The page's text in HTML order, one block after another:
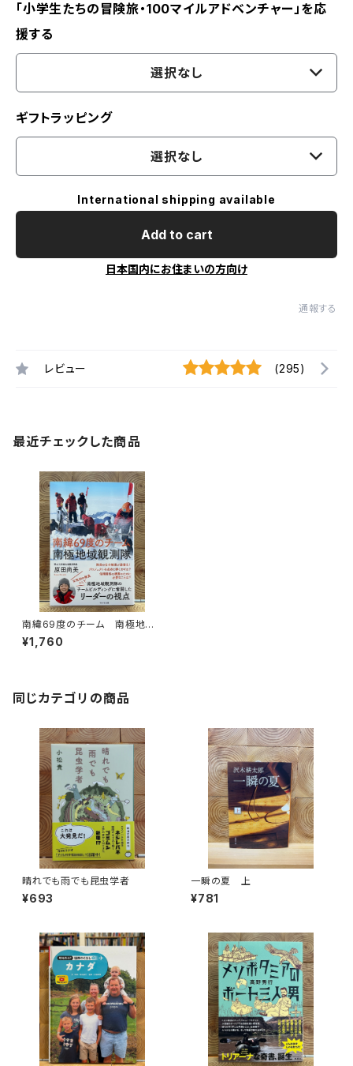
「小学生たちの冒険旅・100マイルアドベンチャー」を応
援する
選択なし
ギフトラッピング
選択なし
International shipping available
Add to cart
日本国内にお住まいの方向け
通報する
レビュー (295)
最近チェックした商品
南緯69度のチーム 南極地域
観測隊
¥1,760
同じカテゴリの商品
晴れでも雨でも昆虫学者
¥693
一瞬の夏 上
¥781